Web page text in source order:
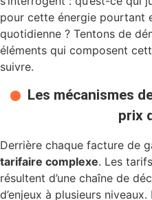
pour cette énergie pourtant
quotidienne ? Tentons de
éléments qui composent
suivre.
Les mécanismes
prix
Derrière chaque facture de
tarifaire complexe. Les
résultent d’une chaîne de
d’enjeux à plusieurs